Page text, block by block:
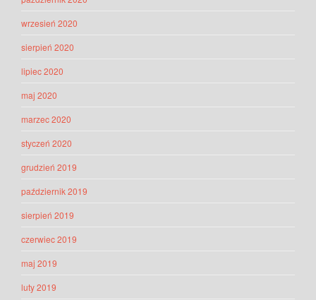
wrzesień 2020
sierpień 2020
lipiec 2020
maj 2020
marzec 2020
styczeń 2020
grudzień 2019
październik 2019
sierpień 2019
czerwiec 2019
maj 2019
luty 2019